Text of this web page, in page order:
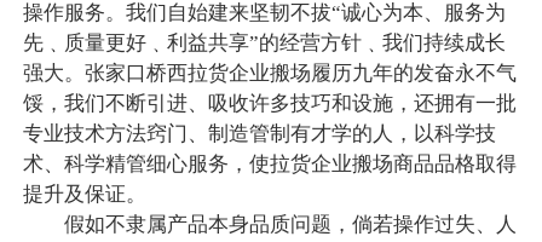
操作服务。我们自始建来坚韧不拔“诚心为本、服务为
先﹑质量更好﹑利益共享”的经营方针﹑我们持续成长
强大。张家口桥西拉货企业搬场履历九年的发奋永不气
馁，我们不断引进、吸收许多技巧和设施，还拥有一批
专业技术方法窍门、制造管制有才学的人，以科学技
术、科学精管细心服务，使拉货企业搬场商品品格取得
提升及保证。
假如不隶属产品本身品质问题，倘若操作过失、人